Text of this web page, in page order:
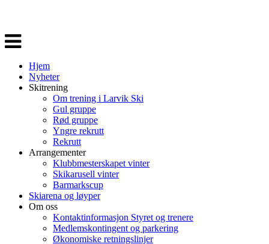
Veksle
navigasjon
Hjem
Nyheter
Skitrening
Om trening i Larvik Ski
Gul gruppe
Rød gruppe
Yngre rekrutt
Rekrutt
Arrangementer
Klubbmesterskapet vinter
Skikarusell vinter
Barmarkscup
Skiarena og løyper
Om oss
Kontaktinformasjon Styret og trenere
Medlemskontingent og parkering
Økonomiske retningslinjer